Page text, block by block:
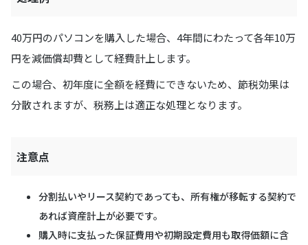
40万円のパソコンを購入した場合、4年間にわたって各年10万
円を減価償却費として経費計上します。
この場合、初年度に全額を経費にできないため、節税効果は
分散されますが、税務上は適正な処理となります。
注意点
分割払いやリース契約であっても、所有権が移転する契約で
あれば資産計上が必要です。
購入時に支払った保証費用や初期設定費用も取得価額に含